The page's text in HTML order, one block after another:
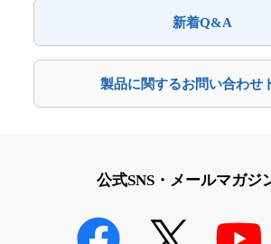
新着Q&A
製品に関するお問い合わせ
公式SNS・メールマガジ